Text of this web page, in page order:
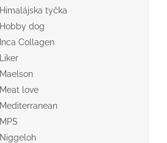
Himalájska tyčka
Hobby dog
Inca Collagen
Liker
Maelson
Meat love
Mediterranean
MPS
Niggeloh